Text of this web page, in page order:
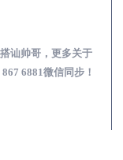
讪帅哥，更多关于
6881微信同步！